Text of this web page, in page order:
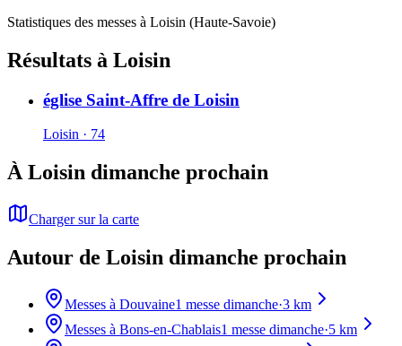
Statistiques des messes à Loisin (Haute-Savoie)
Résultats à Loisin
église Saint-Affre de Loisin
Loisin · 74
À Loisin dimanche prochain
Charger sur la carte
Autour de Loisin dimanche prochain
Messes à Douvaine1 messe dimanche·3 km
Messes à Bons-en-Chablais1 messe dimanche·5 km